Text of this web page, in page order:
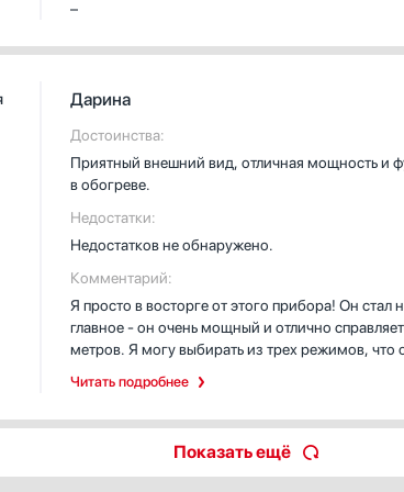
–
Читать подробнее
Дарина
Достоинства:
Приятный внешний вид, отличная мощность и
в обогреве.
Недостатки:
Недостатков не обнаружено.
Комментарий:
Я просто в восторге от этого прибора! Он
главное - он очень мощный и отлично
метров. Я могу выбирать из трех режимов, что
Еще одной отличной особенностью является
Показать ещё